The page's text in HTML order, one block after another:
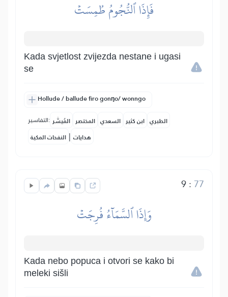
فَإِذَا ٱلنُّجُومُ طُمِسَتۡ
Kada svjetlost zvijezda nestane i ugasi
se
Hollude / ballude firo gonŋo/ wonngo
التفاسير: المُيسَّر المختصر السعدي ابن كثير الطبري
النفحات المكية | هدايات
9: 77
وَإِذَا ٱلسَّمَآءُ فُرِجَتۡ
Kada nebo popuca i otvori se kako bi
meleki sišli